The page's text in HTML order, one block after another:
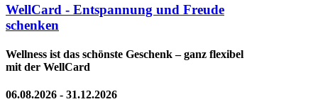
WellCard - Entspannung und Freude
schenken
Wellness ist das schönste Geschenk – ganz flexibel
mit der WellCard
06.08.2026 - 31.12.2026